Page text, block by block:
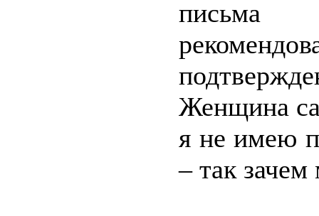
письма
Женщина
я не имею
– так зачем